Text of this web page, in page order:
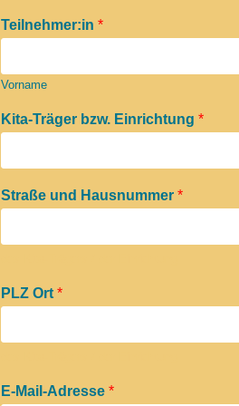
Teilnehmer:in *
Vorname
Kita-Träger bzw. Einrichtung *
Straße und Hausnummer *
PLZ Ort *
E-Mail-Adresse *